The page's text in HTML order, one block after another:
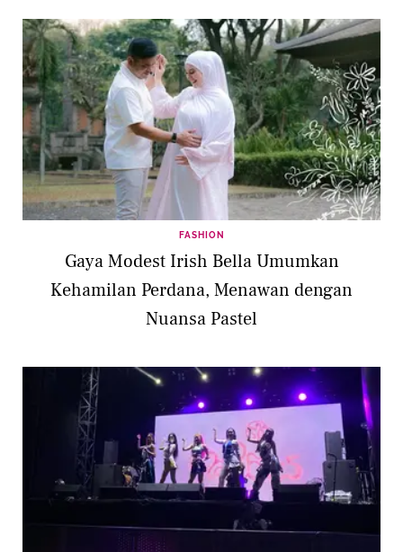
FASHION
Gaya Modest Irish Bella Umumkan
Kehamilan Perdana, Menawan dengan
Nuansa Pastel